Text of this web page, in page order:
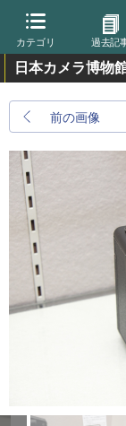
カテゴリ 過去記
日本カメラ博物
前の画像